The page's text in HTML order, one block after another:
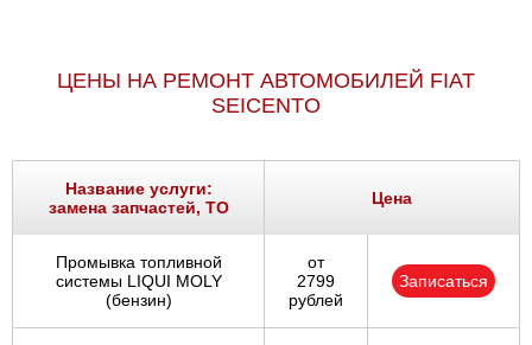
ЦЕНЫ НА РЕМОНТ АВТОМОБИЛЕЙ FIAT
SEICENTO
Название услуги:
замена запчастей, ТО
Цена
Промывка топливной
системы LIQUI MOLY
(бензин)
от
2799
рублей
Записаться